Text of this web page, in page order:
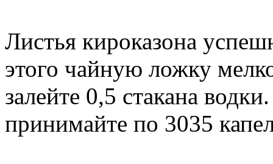
Листья кироказона
этого чайную ложку
залейте 0,5 стакана
принимайте по 3035